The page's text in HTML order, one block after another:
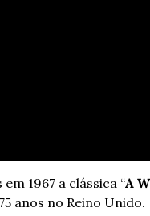
1967 a clássica “A
anos no Reino Unido.